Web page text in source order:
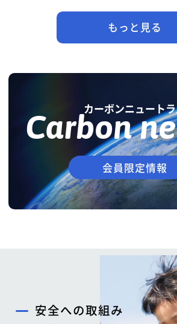
もっと見る
カーボンニュート
Carbon
会員限定情報
安全への取組み